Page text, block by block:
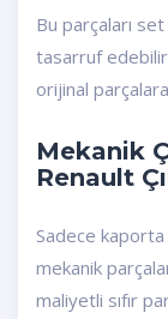
Bu parçaları
tasarruf edebilir
orijinal
Mekanik
Renault
Sadece kaporta
mekanik
maliyetli sıfır